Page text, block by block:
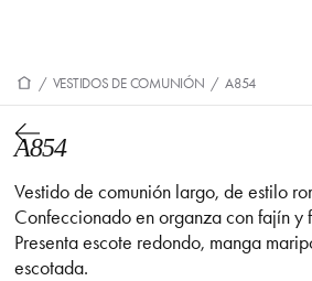
/ VESTIDOS DE COMUNIÓN / A854
A854
Vestido de comunión largo, de estilo
Confeccionado en organza con fajín y
Presenta escote redondo, manga
escotada.